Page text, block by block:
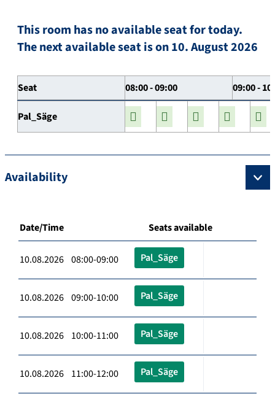
This room has no available seat for today.
The next available seat is on 10. August 2026
Seat 08:00 - 09:00 09:00 -
Pal_Säge
Availability
Date/Time Seats available
10.08.2026 08:00-09:00 Pal_Säge
10.08.2026 09:00-10:00 Pal_Säge
10.08.2026 10:00-11:00 Pal_Säge
10.08.2026 11:00-12:00 Pal_Säge